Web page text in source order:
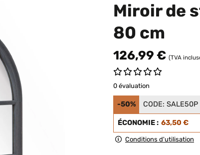
Miroir de
80 cm
126,99 € (TVA
0 évaluation
-50% CODE: SALE50P
ÉCONOMIE : 63,50 €
Conditions d'utilisation